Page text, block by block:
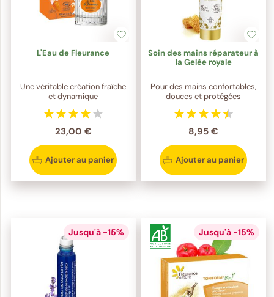
L'Eau de Fleurance
Une véritable création fraîche
et dynamique
23,00 €
Ajouter au panier
Soin des mains réparateur à
la Gelée royale
Pour des mains confortables,
douces et protégées
8,95 €
Ajouter au panier
Jusqu'à -15% Jusqu'à -15%